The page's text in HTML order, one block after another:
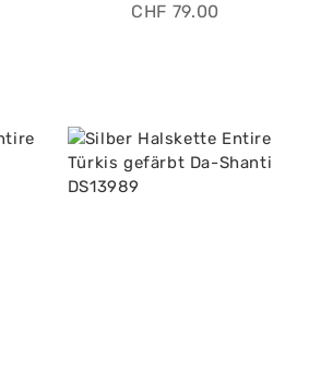
CHF 79.00